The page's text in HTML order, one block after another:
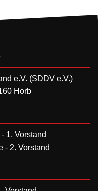
e.V. (SDDV e.V.)
Horb
- 1. Vorstand
- 2. Vorstand